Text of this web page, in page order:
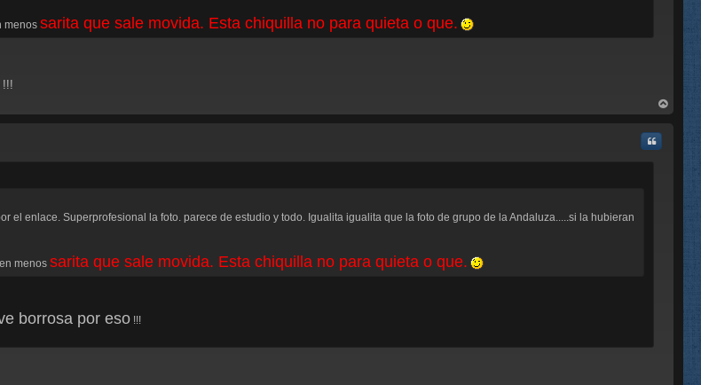
menos sarita que sale movida. Esta chiquilla no para quieta o que.
!!!
rri
ba
Citar
el enlace. Superprofesional la foto. parece de estudio y todo. Igualita igualita que la foto de grupo de la Andaluza.....si la hubieran
menos sarita que sale movida. Esta chiquilla no para quieta o que.
borrosa por eso !!!